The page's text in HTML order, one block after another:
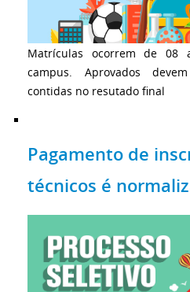
Matrículas ocorrem de
campus. Aprovados
contidas no resutado final
Pagamento de
técnicos é